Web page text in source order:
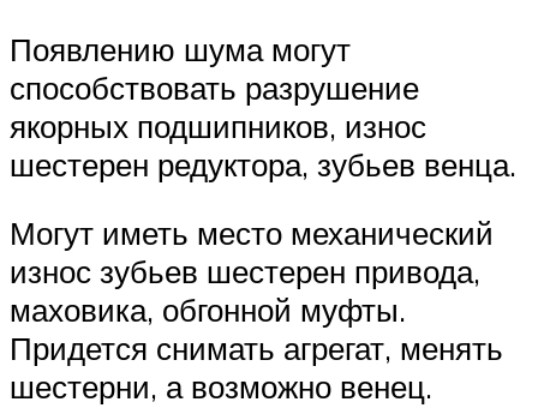
Появлению шума могут
способствовать разрушение
якорных подшипников, износ
шестерен редуктора, зубьев венца.
Могут иметь место механический
износ зубьев шестерен привода,
маховика, обгонной муфты.
Придется снимать агрегат, менять
шестерни, а возможно венец.